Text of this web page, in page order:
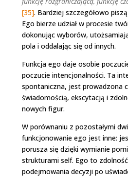
[35]. Bardziej szczegółowo
Ego bierze udział w procesie
dokonując wyborów,
pola i oddalając się od innych.
Funkcja ego daje osobie
poczucie intencjonalności. Ta
spontaniczna, jest prowadzona
świadomością, ekscytacją i
nowych figur.
W porównaniu z pozostałymi
funkcjonowanie ego jest inne:
porusza się dzięki wymianie
strukturami self. Ego to
podejmowania decyzji po